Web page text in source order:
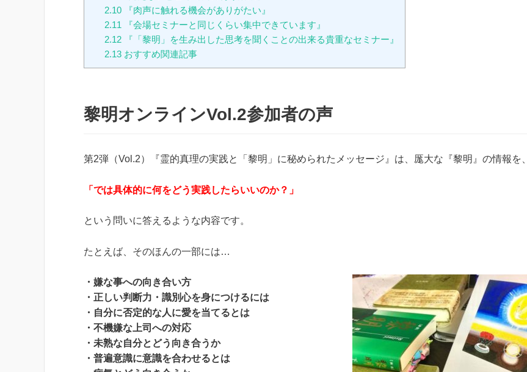
2.10『肉声に触れる機会がありがたい』
2.11 『会場セミナーと同じくらい集中できています』
2.12『「黎明」を生み出した思考を聞くことの出来る貴重なセミナー』
2.13おすすめ関連記事
黎明オンラインVol.2参加者の声
第2弾（Vol.2）『霊的真理の実践と「黎明」に秘められたメッセージ』は、厖大な『黎明』の情報を、
「では具体的に何をどう実践したらいいのか？」
という問いに答えるような内容です。
たとえば、そのほんの一部には…
・嫌な事への向き合い方
・正しい判断力・識別心を身につけるには
・自分に否定的な人に愛を当てるとは
・不機嫌な上司への対応
・未熟な自分とどう向き合うか
・普遍意識に意識を合わせるとは